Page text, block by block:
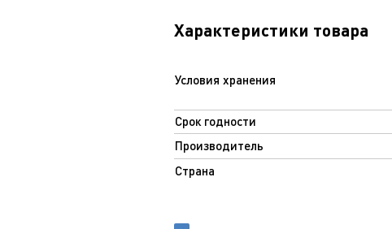
Характеристики товара
Условия хранения
Срок годности
Производитель
Страна